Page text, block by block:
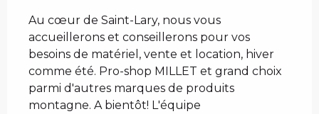
Au cœur de Saint-Lary, nous vous
accueillerons et conseillerons pour vos
besoins de matériel, vente et location, hiver
comme été. Pro-shop MILLET et grand choix
parmi d'autres marques de produits
montagne. A bientôt! L'équipe